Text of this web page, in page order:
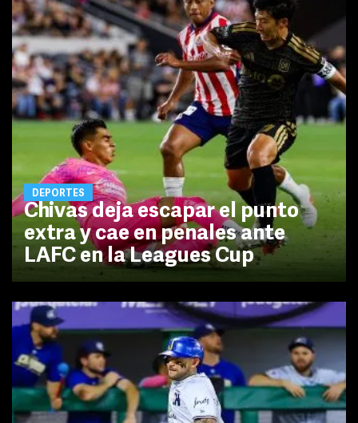
DEPORTES
Chivas deja escapar el punto
extra y cae en penales ante
LAFC en la Leagues Cup